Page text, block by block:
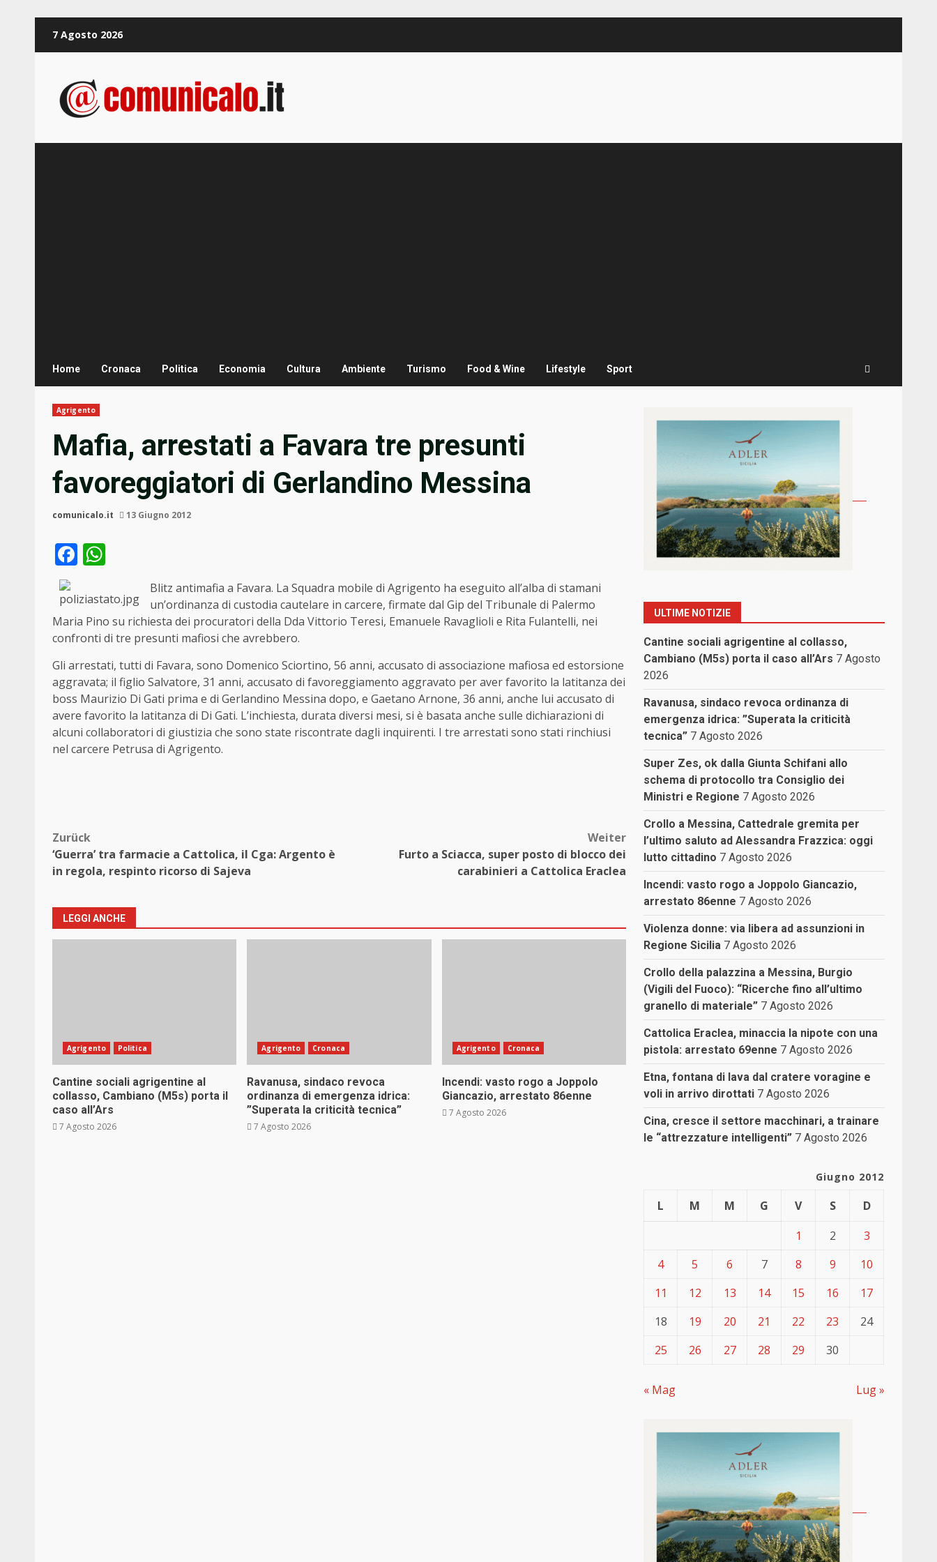
Inhalt7 Agosto 2026
Home Cronaca Politica Economia Cultura Ambiente Turismo Food & Wine Lifestyle Sport
Agrigento
Mafia, arrestati a Favara tre presunti
favoreggiatori di Gerlandino Messina
comunicalo.it 13 Giugno 2012
Facebook
Blitz antimafia a Favara. La Squadra mobile di Agrigento ha eseguito all’alba di stamani
un’ordinanza di custodia cautelare in carcere, firmate dal Gip del Tribunale di Palermo
Maria Pino su richiesta dei procuratori della Dda Vittorio Teresi, Emanuele Ravaglioli e Rita Fulantelli, nei
confronti di tre presunti mafiosi che avrebbero.
Gli arrestati, tutti di Favara, sono Domenico Sciortino, 56 anni, accusato di associazione mafiosa ed estorsione
aggravata; il figlio Salvatore, 31 anni, accusato di favoreggiamento aggravato per aver favorito la latitanza dei
boss Maurizio Di Gati prima e di Gerlandino Messina dopo, e Gaetano Arnone, 36 anni, anche lui accusato di
avere favorito la latitanza di Di Gati. L’inchiesta, durata diversi mesi, si è basata anche sulle dichiarazioni di
alcuni collaboratori di giustizia che sono state riscontrate dagli inquirenti. I tre arrestati sono stati rinchiusi
nel carcere Petrusa di Agrigento.
Beitragsnavigation
Zurück
‘Guerra’ tra farmacie a Cattolica, il Cga: Argento è
in regola, respinto ricorso di Sajeva
Weiter
Furto a Sciacca, super posto di blocco dei
carabinieri a Cattolica Eraclea
LEGGI ANCHE
Agrigento Politica
Cantine sociali agrigentine al
collasso, Cambiano (M5s) porta il
caso all’Ars
7 Agosto 2026
Agrigento Cronaca
Ravanusa, sindaco revoca
ordinanza di emergenza idrica:
”Superata la criticità tecnica”
7 Agosto 2026
Agrigento Cronaca
Incendi: vasto rogo a Joppolo
Giancazio, arrestato 86enne
7 Agosto 2026
ULTIME NOTIZIE
Cantine sociali agrigentine al collasso,
Cambiano (M5s) porta il caso all’Ars 7 Agosto
2026
Ravanusa, sindaco revoca ordinanza di
emergenza idrica: ”Superata la criticità
tecnica” 7 Agosto 2026
Super Zes, ok dalla Giunta Schifani allo
schema di protocollo tra Consiglio dei
Ministri e Regione 7 Agosto 2026
Crollo a Messina, Cattedrale gremita per
l’ultimo saluto ad Alessandra Frazzica: oggi
lutto cittadino 7 Agosto 2026
Incendi: vasto rogo a Joppolo Giancazio,
arrestato 86enne 7 Agosto 2026
Violenza donne: via libera ad assunzioni in
Regione Sicilia 7 Agosto 2026
Crollo della palazzina a Messina, Burgio
(Vigili del Fuoco): “Ricerche fino all’ultimo
granello di materiale” 7 Agosto 2026
Cattolica Eraclea, minaccia la nipote con una
pistola: arrestato 69enne 7 Agosto 2026
Etna, fontana di lava dal cratere voragine e
voli in arrivo dirottati 7 Agosto 2026
Cina, cresce il settore macchinari, a trainare
le “attrezzature intelligenti” 7 Agosto 2026
Giugno 2012
L M M G V S
D
1
2
3
4
5 6 7 8 9
10
11
12 13 14 15 16
17
18
19 20 21 22 23
24
25
26 27 28 29 30
« Mag Lug »